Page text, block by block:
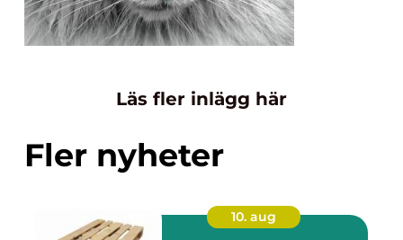
Läs fler inlägg här
Fler nyheter
10. aug